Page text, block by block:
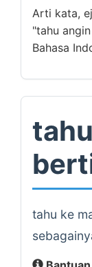
Arti kata,
"tahu
Bahasa
tahu ke